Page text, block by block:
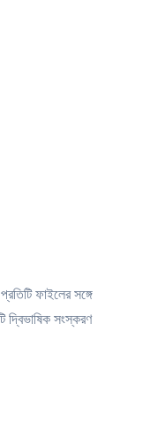
ফাইলের সঙ্গে
দ্বিভাষিক সংস্করণ